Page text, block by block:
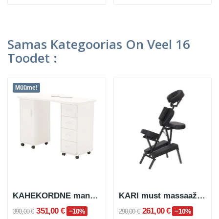
Samas Kategoorias On Veel 16
Toodet :
Müüme!
KAHEKORDNE maniküürilaud sahtlitega
390,00 € 351,00 € −10%
KARI must massaažitool
290,00 € 261,00 € −10%